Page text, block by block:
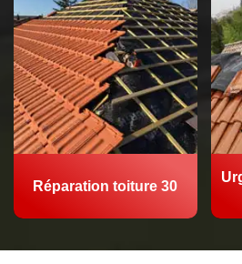
Réparation toiture 30